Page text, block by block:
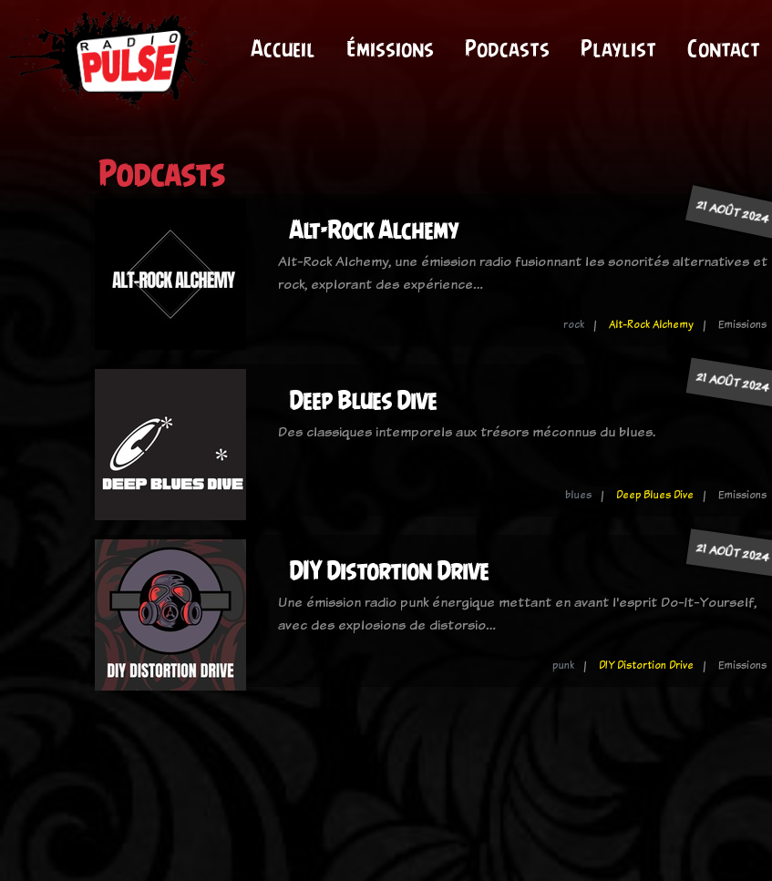
Accueil Émissions Podcasts Playlist Contact
Podcasts
21 AOÛT 2024
Alt-Rock Alchemy
Alt-Rock Alchemy, une émission radio fusionnant les sonorités alternatives et
rock, explorant des expérience…
rock Alt-Rock Alchemy Emissions
21 AOÛT 2024
Deep Blues Dive
Des classiques intemporels aux trésors méconnus du blues.
blues Deep Blues Dive Emissions
21 AOÛT 2024
DIY Distortion Drive
Une émission radio punk énergique mettant en avant l'esprit Do-It-Yourself,
avec des explosions de distorsio…
punk DIY Distortion Drive Emissions